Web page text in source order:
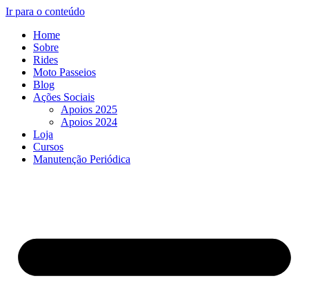
Ir para o conteúdo
Home
Sobre
Rides
Moto Passeios
Blog
Ações Sociais
Apoios 2025
Apoios 2024
Loja
Cursos
Manutenção Periódica